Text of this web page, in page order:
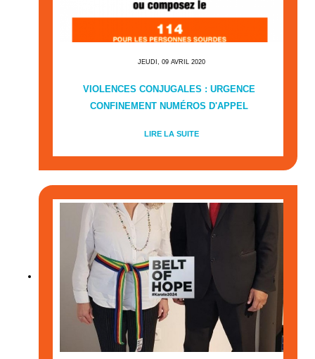
JEUDI, 09 AVRIL 2020
VIOLENCES CONJUGALES : URGENCE
CONFINEMENT NUMÉROS D'APPEL
LIRE LA SUITE